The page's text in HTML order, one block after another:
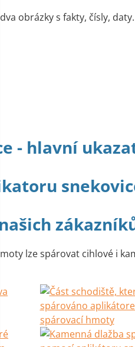
obrázky s fakty, čísly,
- hlavní
lze spárovat cihlové i